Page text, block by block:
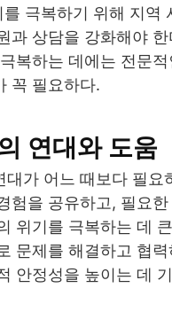
극복하기 위해 지역
과 상담을 강화해야
복하는 데에는 전문적
꼭 필요하다.
연대와 도움
대가 어느 때보다 필요
험을 공유하고, 필요
위기를 극복하는 데
문제를 해결하고 협
안정성을 높이는 데